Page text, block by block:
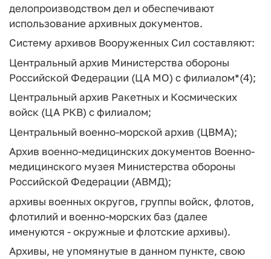
делопроизводством дел и обеспечивают
использование архивных документов.
Систему архивов Вооруженных Сил составляют:
Центральный архив Министерства обороны
Российской Федерации (ЦА МО) с филиалом*(4);
Центральный архив Ракетных и Космических
войск (ЦА РКВ) с филиалом;
Центральный военно-морской архив (ЦВМА);
Архив военно-медицинских документов Военно-
медицинского музея Министерства обороны
Российской Федерации (АВМД);
архивы военных округов, группы войск, флотов,
флотилий и военно-морских баз (далее
именуются - окружные и флотские архивы).
Архивы, не упомянутые в данном пункте, свою